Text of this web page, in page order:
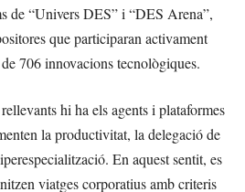
de “Univers DES” i “DES Arena”,
que participaran activament
706 innovacions tecnològiques.
hi ha els agents i plataformes
la productivitat, la delegació de
En aquest sentit, es
viatges corporatius amb criteris